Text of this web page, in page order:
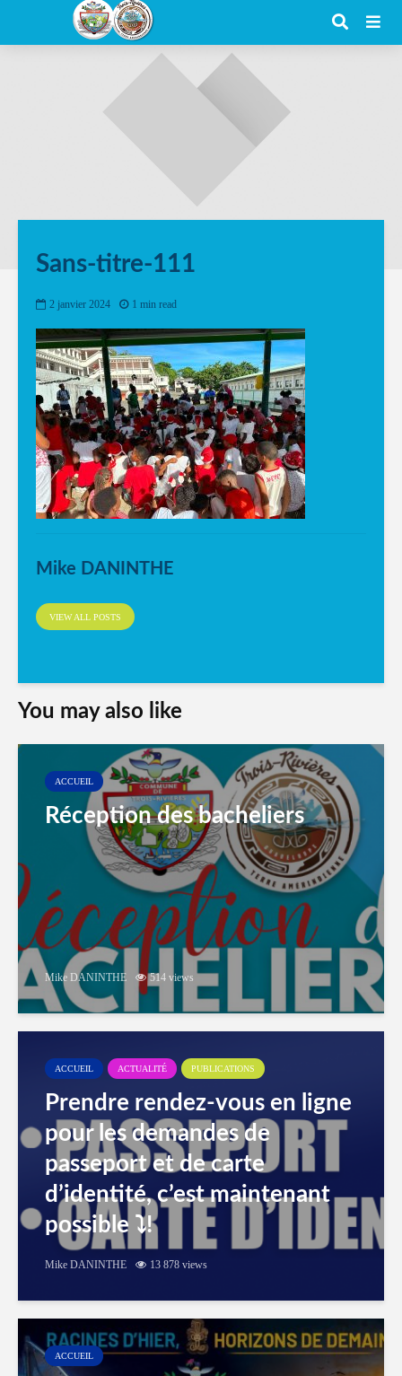
Sans-titre-111
2 janvier 2024 1 min read
Mike DANINTHE
VIEW ALL POSTS
You may also like
ACCUEIL
Réception des bacheliers
Mike DANINTHE 514 views
ACCUEIL ACTUALITÉ PUBLICATIONS
Prendre rendez-vous en ligne
pour les demandes de
passeport et de carte
d’identité, c’est maintenant
possible ⤵️!
Mike DANINTHE 13 878 views
ACCUEIL